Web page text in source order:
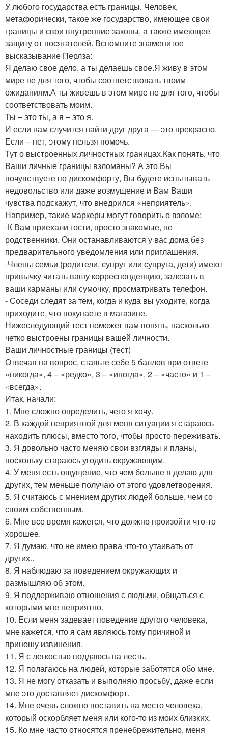
У любого государства есть границы. Человек,
метафорически, такое же государство, имеющее свои
границы и свои внутренние законы, а также имеющее
защиту от посягателей. Вспомните знаменитое
высказывание Перлза:
Я делаю свое дело, а ты делаешь свое.Я живу в этом
мире не для того, чтобы соответствовать твоим
ожиданиям.А ты живешь в этом мире не для того, чтобы
соответствовать моим.
Ты – это ты, а я – это я.
И если нам случится найти друг друга — это прекрасно.
Если – нет, этому нельзя помочь.
Тут о выстроенных личностных границах.Как понять, что
Ваши личные границы взломаны? А это Вы
почувствуете по дискомфорту, Вы будете испытывать
недовольство или даже возмущение и Вам Ваши
чувства подскажут, что внедрился «неприятель».
Например, такие маркеры могут говорить о взломе:
-К Вам приехали гости, просто знакомые, не
родственники. Они останавливаются у вас дома без
предварительного уведомления или приглашения.
-Члены семьи (родители, супруг или супруга, дети) имеют
привычку читать вашу корреспонденцию, залезать в
ваши карманы или сумочку, просматривать телефон.
- Соседи следят за тем, когда и куда вы уходите, когда
приходите, что покупаете в магазине.
Нижеследующий тест поможет вам понять, насколько
четко выстроены границы вашей личности.
Ваши личностные границы (тест)
Отвечая на вопрос, ставьте себе 5 баллов при ответе
«никогда», 4 – «редко», 3 – «иногда», 2 – «часто» и 1 –
«всегда».
Итак, начали:
1. Мне сложно определить, чего я хочу.
2. В каждой неприятной для меня ситуации я стараюсь
находить плюсы, вместо того, чтобы просто переживать.
3. Я довольно часто меняю свои взгляды и планы,
поскольку стараюсь угодить окружающим.
4. У меня есть ощущение, что чем больше я делаю для
других, тем меньше получаю от этого удовлетворения.
5. Я считаюсь с мнением других людей больше, чем со
своим собственным.
6. Мне все время кажется, что должно произойти что-то
хорошее.
7. Я думаю, что не имею права что-то утаивать от
других..
8. Я наблюдаю за поведением окружающих и
размышляю об этом.
9. Я поддерживаю отношения с людьми, общаться с
которыми мне неприятно.
10. Если меня задевает поведение другого человека,
мне кажется, что я сам являюсь тому причиной и
приношу извинения.
11. Я с легкостью поддаюсь на лесть.
12. Я полагаюсь на людей, которые заботятся обо мне.
13. Я не могу отказать и выполняю просьбу, даже если
мне это доставляет дискомфорт.
14. Мне очень сложно поставить на место человека,
который оскорбляет меня или кого-то из моих близких.
15. Ко мне часто относятся пренебрежительно, меня